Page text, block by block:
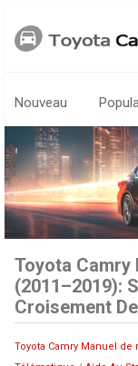
Nouveau
Toyota Camry
(2011–2019):
Croisement
Toyota Camry Manuel de